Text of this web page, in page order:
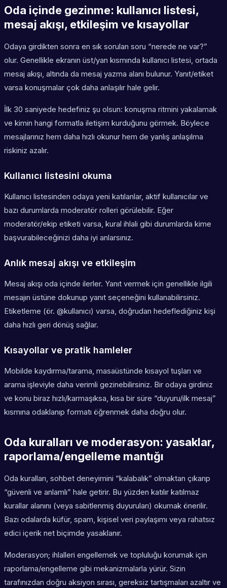
Oda içinde gezinme: kullanıcı listesi,
mesaj akışı, etkileşim ve kısayollar
Odaya girdikten sonra en sık sorulan soru “nerede ne var?”
olur. Genellikle ekranın üst/yan kısmında kullanıcı listesi, ortada
mesaj akışı, altında da mesaj yazma alanı bulunur. Yanıt/etiket
varsa konuşmalar çok daha anlaşılır hale gelir.
İlk 30 saniyede hedefiniz şu olsun: konuşma ritmini yakalamak
ve kimin hangi formatla iletişim kurduğunu görmek. Böylece
mesajlarınız hem daha hızlı okunur hem de yanlış anlaşılma
riskiniz azalır.
Kullanıcı listesini okuma
Kullanıcı listesinden odaya yeni katılanlar, aktif kullanıcılar ve
bazı durumlarda moderatör rolleri görülebilir. Eğer
moderatör/ekip etiketi varsa, kural ihlali gibi durumlarda kime
başvurabileceğinizi daha iyi anlarsınız.
Anlık mesaj akışı ve etkileşim
Mesaj akışı oda içinde ilerler. Yanıt vermek için genellikle ilgili
mesajın üstüne dokunup yanıt seçeneğini kullanabilirsiniz.
Etiketleme (ör. @kullanıcı) varsa, doğrudan hedeflediğiniz kişi
daha hızlı geri dönüş sağlar.
Kısayollar ve pratik hamleler
Mobilde kaydırma/tarama, masaüstünde kısayol tuşları ve
arama işleviyle daha verimli gezinebilirsiniz. Bir odaya girdiniz
ve konu biraz hızlı/karmaşıksa, kısa bir süre “duyuru/ilk mesaj”
kısmına odaklanıp formatı öğrenmek daha doğru olur.
Oda kuralları ve moderasyon: yasaklar,
raporlama/engelleme mantığı
Oda kuralları, sohbet deneyimini “kalabalık” olmaktan çıkarıp
“güvenli ve anlamlı” hale getirir. Bu yüzden katılır katılmaz
kurallar alanını (veya sabitlenmiş duyuruları) okumak önerilir.
Bazı odalarda küfür, spam, kişisel veri paylaşımı veya rahatsız
edici içerik net biçimde yasaklanır.
Moderasyon; ihlalleri engellemek ve topluluğu korumak için
raporlama/engelleme gibi mekanizmalarla yürür. Sizin
tarafınızdan doğru aksiyon sırası, gereksiz tartışmaları azaltır ve